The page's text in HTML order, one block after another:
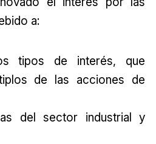
a:
tipos de interés, que
de las acciones de
del sector industrial y